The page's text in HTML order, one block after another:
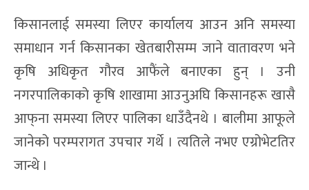
किसानलाई समस्या लिएर कार्यालय आउन अनि समस्या
समाधान गर्न किसानका खेतबारीसम्म जाने वातावरण भने
कृषि अधिकृत गौरव आफैंले बनाएका हुन् । उनी
नगरपालिकाको कृषि शाखामा आउनुअघि किसानहरू खासै
आफ्‌ना समस्या लिएर पालिका धाउँदैनथे । बालीमा आफूले
जानेको परम्परागत उपचार गर्थे । त्यतिले नभए एग्रोभेटतिर
जान्थे ।